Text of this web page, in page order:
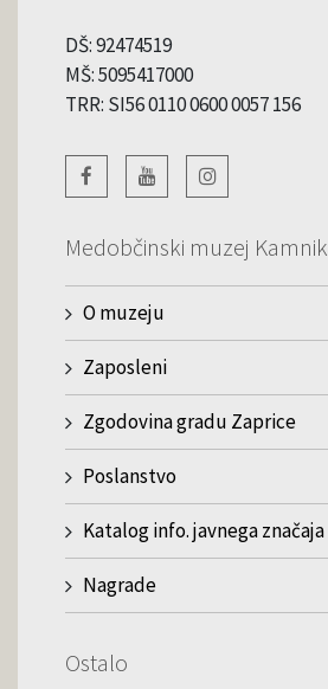
DŠ: 92474519
MŠ: 5095417000
TRR: SI56 0110 0600 0057 156
Medobčinski muzej Kamnik
O muzeju
Zaposleni
Zgodovina gradu Zaprice
Poslanstvo
Katalog info. javnega značaja
Nagrade
Ostalo